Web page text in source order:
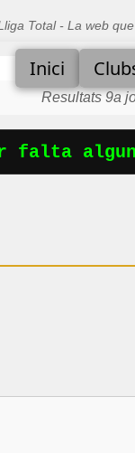
Total - La web
Inici
Resultats 9a
falta